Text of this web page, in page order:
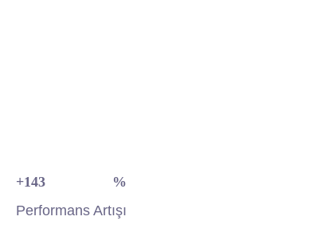
+150
%
Performans Artışı